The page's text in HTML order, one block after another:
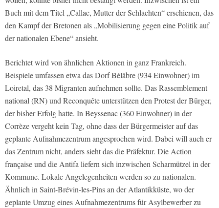
Buch mit dem Titel „Callac, Mutter der Schlachten“ erschienen, das
den Kampf der Bretonen als „Mobilisierung gegen eine Politik auf
der nationalen Ebene“ ansieht.
Berichtet wird von ähnlichen Aktionen in ganz Frankreich.
Beispiele umfassen etwa das Dorf Bélâbre (934 Einwohner) im
Loiretal, das 38 Migranten aufnehmen sollte. Das Rassemblement
national (RN) und Reconquête unterstützen den Protest der Bürger,
der bisher Erfolg hatte. In Beyssenac (360 Einwohner) in der
Corrèze vergeht kein Tag, ohne dass der Bürgermeister auf das
geplante Aufnahmezentrum angesprochen wird. Dabei will auch er
das Zentrum nicht, anders sieht das die Präfektur. Die Action
française und die Antifa liefern sich inzwischen Scharmützel in der
Kommune. Lokale Angelegenheiten werden so zu nationalen.
Ähnlich in Saint-Brévin-les-Pins an der Atlantikküste, wo der
geplante Umzug eines Aufnahmezentrums für Asylbewerber zu